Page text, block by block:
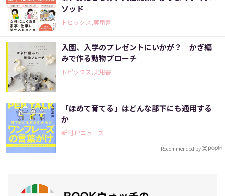
ソッド
トピックス,実用書
入園、入学のプレゼントにいかが？ かぎ編
みで作る動物ブローチ
トピックス,実用書
「ほめて育てる」はどんな部下にも通用する
か
新刊JPニュース
Recommended by